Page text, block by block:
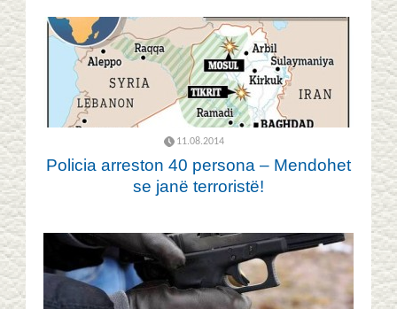
11.08.2014
Policia arreston 40 persona – Mendohet
se janë terroristë!